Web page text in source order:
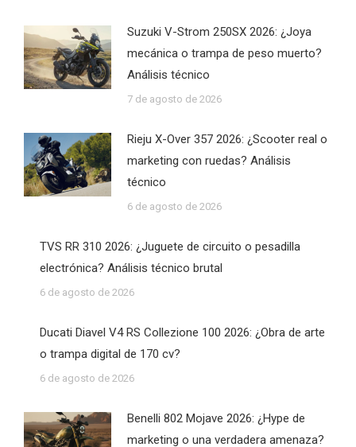
Suzuki V-Strom 250SX 2026: ¿Joya
mecánica o trampa de peso muerto?
Análisis técnico
7 de agosto de 2026
Rieju X-Over 357 2026: ¿Scooter real o
marketing con ruedas? Análisis
técnico
6 de agosto de 2026
TVS RR 310 2026: ¿Juguete de circuito o pesadilla
electrónica? Análisis técnico brutal
6 de agosto de 2026
Ducati Diavel V4 RS Collezione 100 2026: ¿Obra de arte
o trampa digital de 170 cv?
6 de agosto de 2026
Benelli 802 Mojave 2026: ¿Hype de
marketing o una verdadera amenaza?